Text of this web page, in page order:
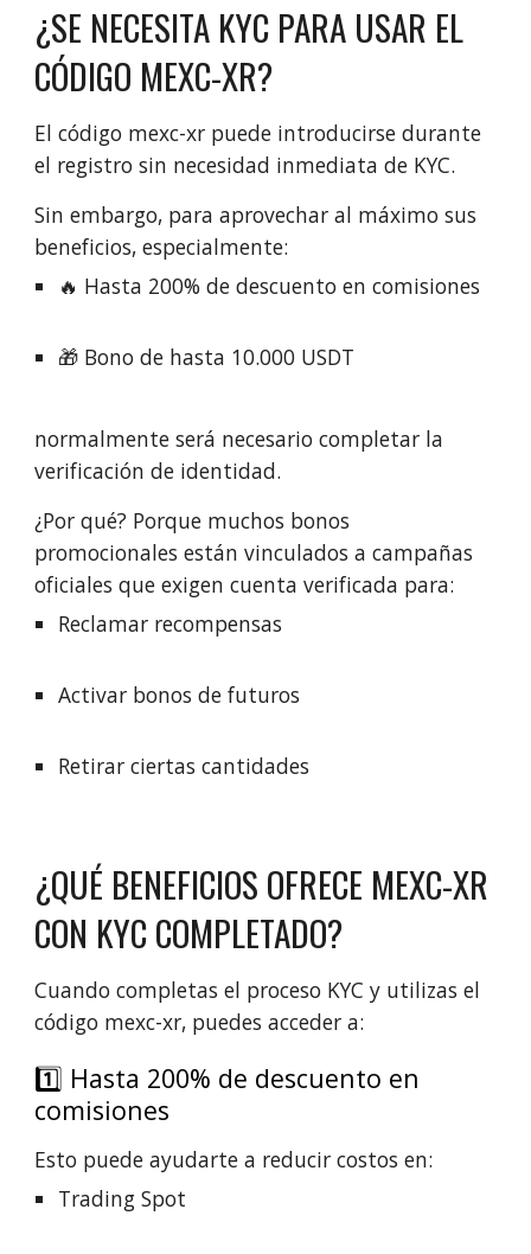
¿SE NECESITA KYC PARA USAR EL
CÓDIGO MEXC-XR?
El código mexc-xr puede introducirse durante
el registro sin necesidad inmediata de KYC.
Sin embargo, para aprovechar al máximo sus
beneficios, especialmente:
🔥 Hasta 200% de descuento en comisiones
🎁 Bono de hasta 10.000 USDT
normalmente será necesario completar la
verificación de identidad.
¿Por qué? Porque muchos bonos
promocionales están vinculados a campañas
oficiales que exigen cuenta verificada para:
Reclamar recompensas
Activar bonos de futuros
Retirar ciertas cantidades
¿QUÉ BENEFICIOS OFRECE MEXC-XR
CON KYC COMPLETADO?
Cuando completas el proceso KYC y utilizas el
código mexc-xr, puedes acceder a:
1️⃣ Hasta 200% de descuento en
comisiones
Esto puede ayudarte a reducir costos en:
Trading Spot